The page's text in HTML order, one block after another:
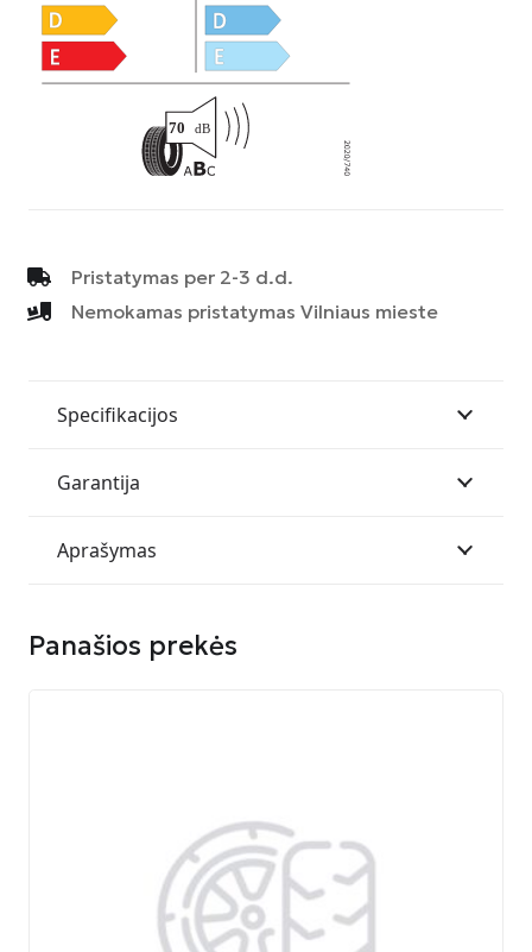
Pristatymas per 2-3 d.d.
Nemokamas pristatymas Vilniaus mieste
Specifikacijos
Garantija
Aprašymas
Panašios prekės